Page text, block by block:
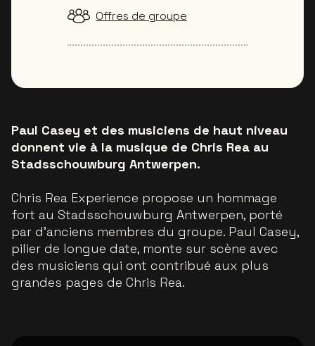
Paul Casey et des musiciens de haut niveau
donnent vie à la musique de Chris Rea au
Stadsschouwburg Antwerpen.
Chris Rea Experience propose un hommage
fort au Stadsschouwburg Antwerpen, porté
par d'anciens membres du groupe. Paul Casey,
pilier de longue date, monte sur scène avec
des musiciens qui ont contribué aux plus
grandes pages de Chris Rea.
Offres de groupe